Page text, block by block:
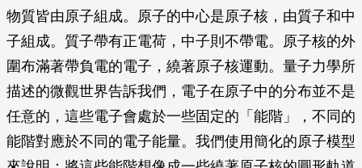
物質皆由原子組成。原子的中心是原子核，由質子和中
子組成。質子帶有正電荷，中子則不帶電。原子核的外
圍布滿著帶負電的電子，繞著原子核運動。量子力學所
描述的微觀世界告訴我們，電子在原子中的分布並不是
任意的，這些電子會處於一些固定的「能階」，不同的
能階對應於不同的電子能量。我們使用簡化的原子模型